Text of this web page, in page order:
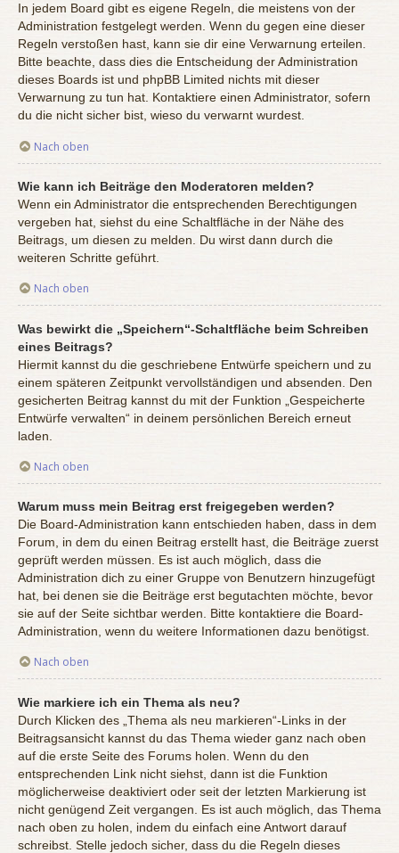
In jedem Board gibt es eigene Regeln, die meistens von der
Administration festgelegt werden. Wenn du gegen eine dieser
Regeln verstoßen hast, kann sie dir eine Verwarnung erteilen.
Bitte beachte, dass dies die Entscheidung der Administration
dieses Boards ist und phpBB Limited nichts mit dieser
Verwarnung zu tun hat. Kontaktiere einen Administrator, sofern
du die nicht sicher bist, wieso du verwarnt wurdest.
Nach oben
Wie kann ich Beiträge den Moderatoren melden?
Wenn ein Administrator die entsprechenden Berechtigungen
vergeben hat, siehst du eine Schaltfläche in der Nähe des
Beitrags, um diesen zu melden. Du wirst dann durch die
weiteren Schritte geführt.
Nach oben
Was bewirkt die „Speichern“-Schaltfläche beim Schreiben
eines Beitrags?
Hiermit kannst du die geschriebene Entwürfe speichern und zu
einem späteren Zeitpunkt vervollständigen und absenden. Den
gesicherten Beitrag kannst du mit der Funktion „Gespeicherte
Entwürfe verwalten“ in deinem persönlichen Bereich erneut
laden.
Nach oben
Warum muss mein Beitrag erst freigegeben werden?
Die Board-Administration kann entschieden haben, dass in dem
Forum, in dem du einen Beitrag erstellt hast, die Beiträge zuerst
geprüft werden müssen. Es ist auch möglich, dass die
Administration dich zu einer Gruppe von Benutzern hinzugefügt
hat, bei denen sie die Beiträge erst begutachten möchte, bevor
sie auf der Seite sichtbar werden. Bitte kontaktiere die Board-
Administration, wenn du weitere Informationen dazu benötigst.
Nach oben
Wie markiere ich ein Thema als neu?
Durch Klicken des „Thema als neu markieren“-Links in der
Beitragsansicht kannst du das Thema wieder ganz nach oben
auf die erste Seite des Forums holen. Wenn du den
entsprechenden Link nicht siehst, dann ist die Funktion
möglicherweise deaktiviert oder seit der letzten Markierung ist
nicht genügend Zeit vergangen. Es ist auch möglich, das Thema
nach oben zu holen, indem du einfach eine Antwort darauf
schreibst. Stelle jedoch sicher, dass du die Regeln dieses